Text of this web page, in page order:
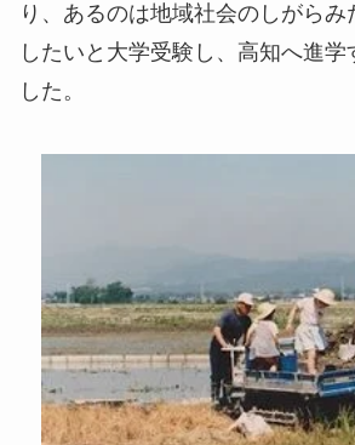
り、あるのは地域社会のしがらみ
したいと大学受験し、高知へ進学
した。